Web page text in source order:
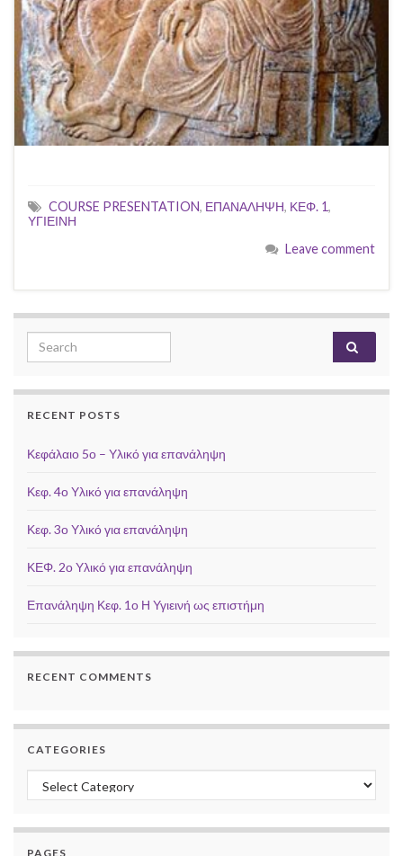
COURSE PRESENTATION, ΕΠΑΝΑΛΗΨΗ, ΚΕΦ. 1,
ΥΓΙΕΙΝΗ
Leave comment
Search for:
RECENT POSTS
Κεφάλαιο 5ο – Υλικό για επανάληψη
Κεφ. 4ο Υλικό για επανάληψη
Κεφ. 3ο Υλικό για επανάληψη
ΚΕΦ. 2ο Υλικό για επανάληψη
Επανάληψη Κεφ. 1ο Η Υγιεινή ως επιστήμη
RECENT COMMENTS
CATEGORIES
Categories
PAGES